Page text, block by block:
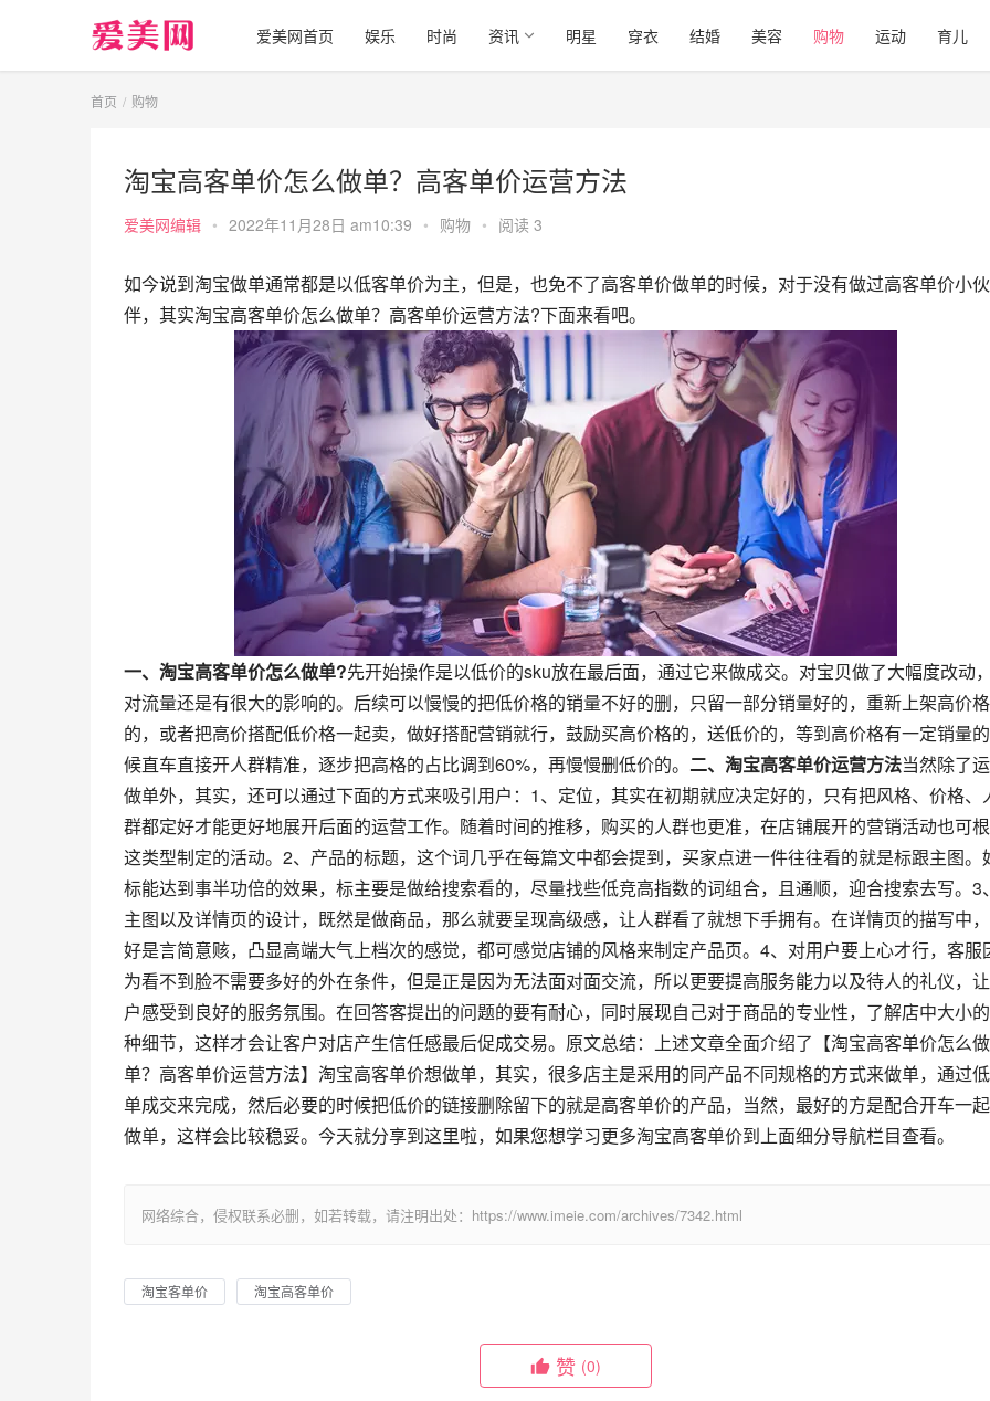
爱美网首页 娱乐 时尚 资讯 明星 穿衣 结婚 美容 购物 运动 育儿
首页 购物
淘宝高客单价怎么做单？高客单价运营方法
爱美网编辑 • 2022年11月28日 am10:39 • 购物 • 阅读 3
如今说到淘宝做单通常都是以低客单价为主，但是，也免不了高客单价做单的时候，对于没有做过高客单价小伙
伴，其实淘宝高客单价怎么做单？高客单价运营方法?下面来看吧。
一、淘宝高客单价怎么做单?先开始操作是以低价的sku放在最后面，通过它来做成交。对宝贝做了大幅度改动
对流量还是有很大的影响的。后续可以慢慢的把低价格的销量不好的删，只留一部分销量好的，重新上架高价格
的，或者把高价搭配低价格一起卖，做好搭配营销就行，鼓励买高价格的，送低价的，等到高价格有一定销量
候直车直接开人群精准，逐步把高格的占比调到60%，再慢慢删低价的。 二、淘宝高客单价运营方法当然除了
做单外，其实，还可以通过下面的方式来吸引用户：1、定位，其实在初期就应决定好的，只有把风格、价格、
群都定好才能更好地展开后面的运营工作。随着时间的推移，购买的人群也更准，在店铺展开的营销活动也可
这类型制定的活动。2、产品的标题，这个词几乎在每篇文中都会提到，买家点进一件往往看的就是标跟主图。
标能达到事半功倍的效果，标主要是做给搜索看的，尽量找些低竞高指数的词组合，且通顺，迎合搜索去写。3
主图以及详情页的设计，既然是做商品，那么就要呈现高级感，让人群看了就想下手拥有。在详情页的描写中
好是言简意赅，凸显高端大气上档次的感觉，都可感觉店铺的风格来制定产品页。4、对用户要上心才行，客服
为看不到脸不需要多好的外在条件，但是正是因为无法面对面交流，所以更要提高服务能力以及待人的礼仪，
户感受到良好的服务氛围。在回答客提出的问题的要有耐心，同时展现自己对于商品的专业性，了解店中大小
种细节，这样才会让客户对店产生信任感最后促成交易。原文总结：上述文章全面介绍了【淘宝高客单价怎么做
单？高客单价运营方法】淘宝高客单价想做单，其实，很多店主是采用的同产品不同规格的方式来做单，通过
单成交来完成，然后必要的时候把低价的链接删除留下的就是高客单价的产品，当然，最好的方是配合开车一
做单，这样会比较稳妥。今天就分享到这里啦，如果您想学习更多淘宝高客单价到上面细分导航栏目查看。
网络综合，侵权联系必删，如若转载，请注明出处：https://www.imeie.com/archives/7342.html
淘宝客单价 淘宝高客单价
赞 (0)